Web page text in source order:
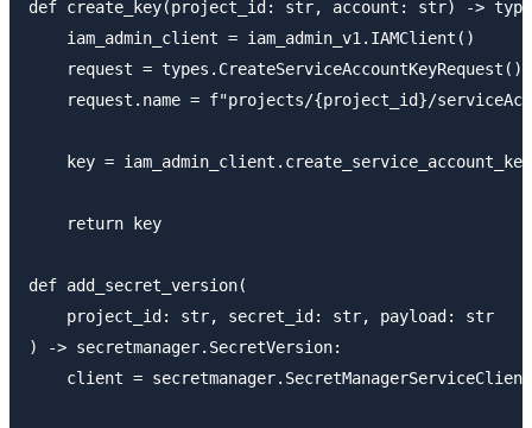
def create_key(project_id: str, account: str) ->
    iam_admin_client = iam_admin_v1.IAMClient()
    request = types.CreateServiceAccountKeyRequest()
request.name = f"projects/{project_id}/
key =
    return key
def add_secret_version(
    project_id: str, secret_id: str, payload: str
) -> secretmanager.SecretVersion:
client =